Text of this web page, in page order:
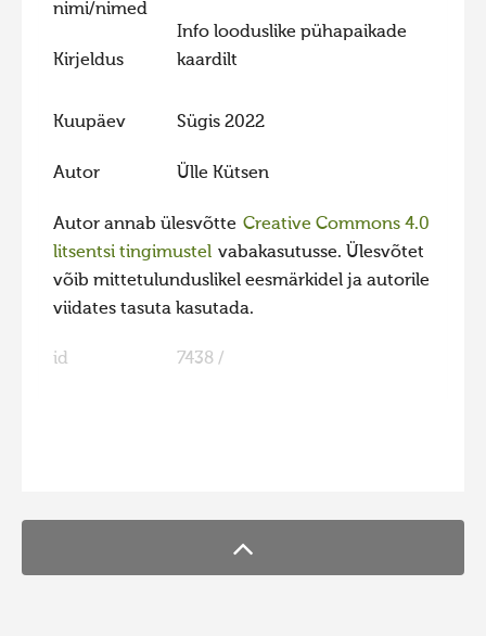
Liikuvad kuvad 2022
Hiite kuvavõistlus 2021
Hiite kuvavõistlus 2020
Hiite kuvavõistlus 2020 lisa
Liikuvad kuvad 2020
Hiite kuvavõistlus 2017
Hiite kuvavõistlus 2013
Hiite kuvavõistlus 2012
nimi/nimed
Kirjeldus
Info looduslike pühapaikade
kaardilt
Kuupäev Sügis 2022
Autor Ülle Kütsen
Autor annab ülesvõtte Creative Commons 4.0
litsentsi tingimustel vabakasutusse. Ülesvõtet
võib mittetulunduslikel eesmärkidel ja autorile
viidates tasuta kasutada.
id 7438 /